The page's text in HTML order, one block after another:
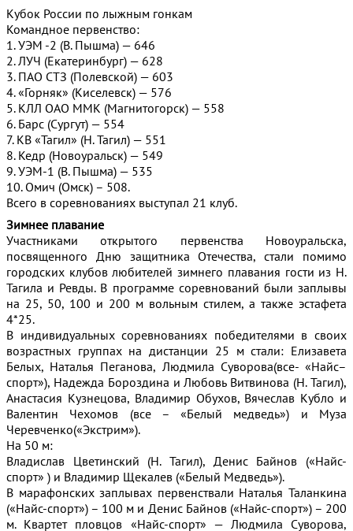
Кубок России по лыжным гонкам
Командное первенство:
1. УЭМ -2 (В. Пышма) — 646
2. ЛУЧ (Екатеринбург) — 628
3. ПАО СТЗ (Полевской) — 603
4. «Горняк» (Киселевск) — 576
5. КЛЛ ОАО ММК (Магнитогорск) — 558
6. Барс (Сургут) — 554
7. КВ «Тагил» (Н. Тагил) — 551
8. Кедр (Новоуральск) — 549
9. УЭМ-1 (В. Пышма) — 535
10. Омич (Омск) – 508.
Всего в соревнованиях выступал 21 клуб.
Зимнее плавание
Участниками открытого первенства Новоуральска,
посвященного Дню защитника Отечества, стали помимо
городских клубов любителей зимнего плавания гости из Н.
Тагила и Ревды. В программе соревнований были заплывы
на 25, 50, 100 и 200 м вольным стилем, а также эстафета
4*25.
В индивидуальных соревнованиях победителями в своих
возрастных группах на дистанции 25 м стали: Елизавета
Белых, Наталья Пеганова, Людмила Суворова(все- «Найс–
спорт»), Надежда Бороздина и Любовь Витвинова (Н. Тагил),
Анастасия Кузнецова, Владимир Обухов, Вячеслав Кубло и
Валентин Чехомов (все – «Белый медведь») и Муза
Черевченко(«Экстрим»).
На 50 м:
Владислав Цветинский (Н. Тагил), Денис Байнов («Найс-
спорт» ) и Владимир Щекалев («Белый Медведь»).
В марафонских заплывах первенствали Наталья Таланкина
(«Найс-спорт») – 100 м и Денис Байнов («Найс-спорт») – 200
м. Квартет пловцов «Найс-спорт» — Людмила Суворова,